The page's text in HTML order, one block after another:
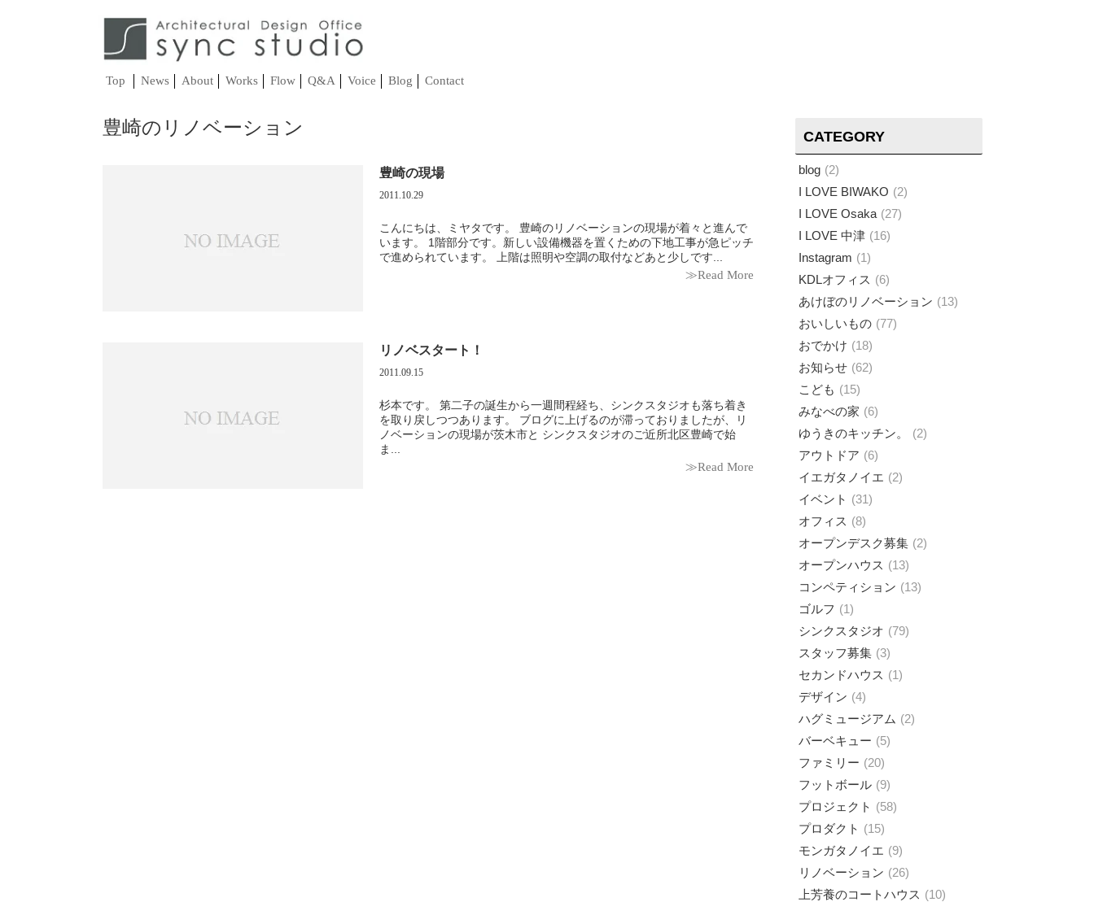
Top News About Works Flow Q&A Voice Blog Contact
豊崎のリノベーション
豊崎の現場
2011.10.29
こんにちは、ミヤタです。 豊崎のリノベーションの現場が着々と進んで
います。 1階部分です。新しい設備機器を置くための下地工事が急ピッチ
で進められています。 上階は照明や空調の取付などあと少しです...
≫Read More
リノベスタート！
2011.09.15
杉本です。 第二子の誕生から一週間程経ち、シンクスタジオも落ち着き
を取り戻しつつあります。 ブログに上げるのが滞っておりましたが、リ
ノベーションの現場が茨木市と シンクスタジオのご近所北区豊崎で始
ま...
≫Read More
CATEGORY
blog
2
I LOVE BIWAKO
2
I LOVE Osaka
27
I LOVE 中津
16
Instagram
1
KDLオフィス
6
あけぼのリノベーション
13
おいしいもの 77
おでかけ
18
お知らせ
62
こども
15
みなべの家
6
ゆうきのキッチン。
2
アウトドア
6
イエガタノイエ
2
イベント
31
オフィス
8
オープンデスク募集
2
オープンハウス
13
コンペティション
13
ゴルフ
1
シンクスタジオ
79
スタッフ募集 3
セカンドハウス
1
デザイン
4
ハグミュージアム
2
バーベキュー
5
ファミリー
20
フットボール
9
プロジェクト
58
プロダクト
15
モンガタノイエ
9
リノベーション
26
上芳養のコートハウス
10